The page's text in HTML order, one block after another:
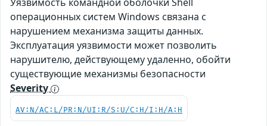
Уязвимость командной оболочки Shell
операционных систем Windows связана с
нарушением механизма защиты данных.
Эксплуатация уязвимости может позволить
нарушителю, действующему удаленно, обойти
существующие механизмы безопасности
Severity
AV:N/AC:L/PR:N/UI:R/S:U/C:H/I:H/A:H